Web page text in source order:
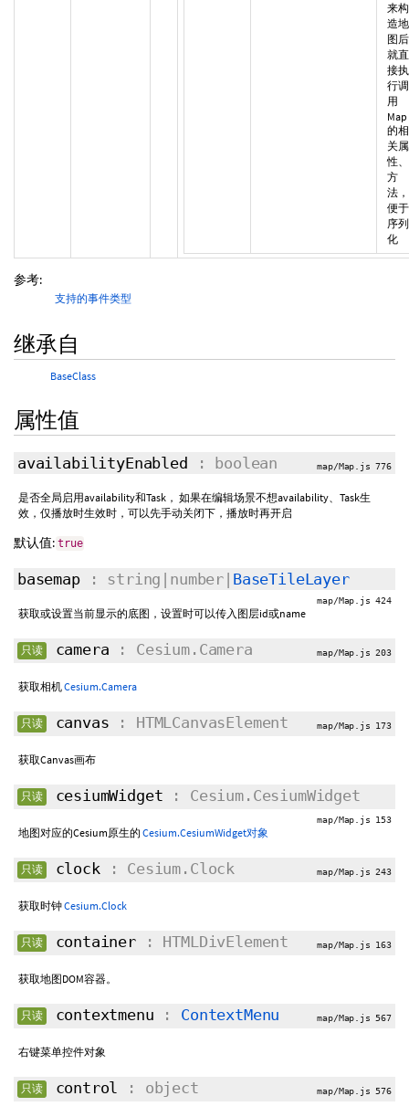
来构
造地
图后
就直
接执
行调
用
Map
的相
关属
性、
方
法，
便于
序列
化
参考:
支持的事件类型
继承自
BaseClass
属性值
availabilityEnabled : boolean map/Map.js 776
是否全局启用availability和Task， 如果在编辑场景不想availability、Task生
效，仅播放时生效时，可以先手动关闭下，播放时再开启
默认值: true
basemap: string|number| BaseTileLayer
map/Map.js 424
获取或设置当前显示的底图，设置时可以传入图层id或name
只读 camera : Cesium.Camera map/Map.js 203
获取相机Cesium.Camera
只读 canvas : HTMLCanvasElement map/Map.js 173
获取Canvas画布
只读 cesiumWidget : Cesium.CesiumWidget
map/Map.js 153
地图对应的Cesium原生的 Cesium.CesiumWidget对象
只读 clock: Cesium.Clock map/Map.js 243
获取时钟Cesium.Clock
只读 container : HTMLDivElement map/Map.js 163
获取地图DOM容器。
只读 contextmenu : ContextMenu map/Map.js 567
右键菜单控件对象
只读 control : object map/Map.js 576